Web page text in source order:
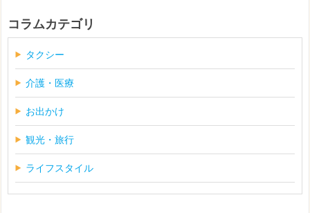
コラムカテゴリ
タクシー
介護・医療
お出かけ
観光・旅行
ライフスタイル